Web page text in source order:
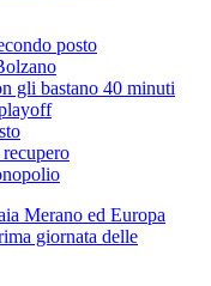
posto
gli bastano 40 minuti
Merano ed Europa
giornata delle